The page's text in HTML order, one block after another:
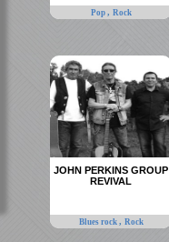
Pop , Rock
JOHN PERKINS GROUP
REVIVAL
Blues rock , Rock